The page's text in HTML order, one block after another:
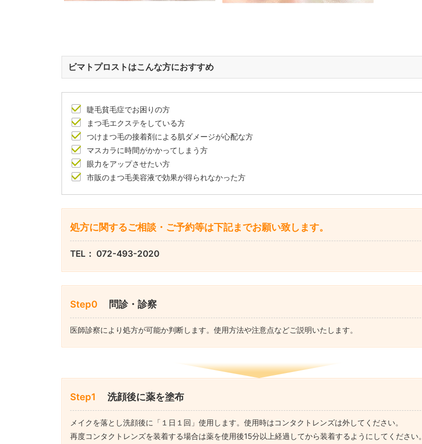
ビマトプロストはこんな方におすすめ
睫毛貧毛症でお困りの方
まつ毛エクステをしている方
つけまつ毛の接着剤による肌ダメージが心配な方
マスカラに時間がかかってしまう方
眼力をアップさせたい方
市販のまつ毛美容液で効果が得られなかった方
処方に関するご相談・ご予約等は下記までお願い致します。
TEL： 072-493-2020
Step0 問診・診察
医師診察により処方が可能か判断します。使用方法や注意点などご説明いたします。
Step1 洗顔後に薬を塗布
メイクを落とし洗顔後に「１日１回」使用します。使用時はコンタクトレンズは外してください。
再度コンタクトレンズを装着する場合は薬を使用後15分以上経過してから装着するようにしてください。